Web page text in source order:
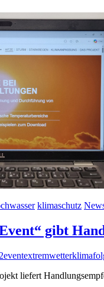
klimaschutz
gibt
eventextremwetter
liefert